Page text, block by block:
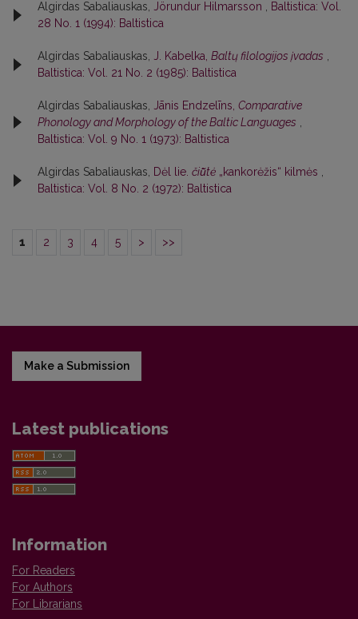
Algirdas Sabaliauskas, Jörundur Hilmarsson
Baltistica: Vol.
28 No. 1 (1994): Baltistica
Algirdas Sabaliauskas, J. Kabelka, Baltų filologijos įvadas
Baltistica: Vol. 21 No. 2 (1985): Baltistica
Algirdas Sabaliauskas, Jānis Endzelīns, Comparative
Phonology and Morphology of the Baltic Languages
Baltistica: Vol. 9 No. 1 (1973): Baltistica
Algirdas Sabaliauskas, Dėl lie. čiū̃tė „kankorėžis“ kilmės
Baltistica: Vol. 8 No. 2 (1972): Baltistica
1 2 3 4 5 > >>
Make a Submission
Latest publications
Information
For Readers
For Authors
For Librarians